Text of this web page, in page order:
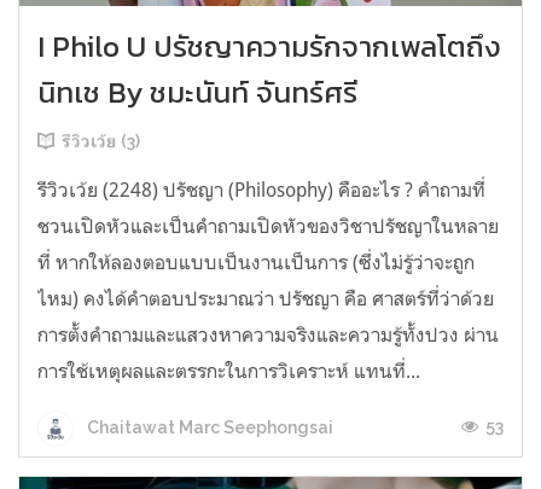
I Philo U ปรัชญาความรักจากเพลโตถึง
นิทเช By ชมะนันท์ จันทร์ศรี
รีวิวเว้ย (3)
รีวิวเว้ย (2248) ปรัชญา (Philosophy) คืออะไร ? คำถามที่
ชวนเปิดหัวและเป็นคำถามเปิดหัวของวิชาปรัชญาในหลาย
ที่ หากให้ลองตอบแบบเป็นงานเป็นการ (ซึ่งไม่รู้ว่าจะถูก
ไหม) คงได้คำตอบประมาณว่า ปรัชญา คือ ศาสตร์ที่ว่าด้วย
การตั้งคำถามและแสวงหาความจริงและความรู้ทั้งปวง ผ่าน
การใช้เหตุผลและตรรกะในการวิเคราะห์ แทนที่...
Chaitawat Marc Seephongsai 53